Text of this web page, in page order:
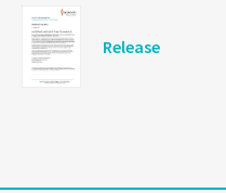
Release